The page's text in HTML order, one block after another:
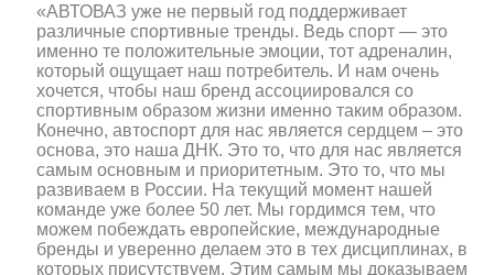
«АВТОВАЗ уже не первый год поддерживает
различные спортивные тренды. Ведь спорт — это
именно те положительные эмоции, тот адреналин,
который ощущает наш потребитель. И нам очень
хочется, чтобы наш бренд ассоциировался со
спортивным образом жизни именно таким образом.
Конечно, автоспорт для нас является сердцем – это
основа, это наша ДНК. Это то, что для нас является
самым основным и приоритетным. Это то, что мы
развиваем в России. На текущий момент нашей
команде уже более 50 лет. Мы гордимся тем, что
можем побеждать европейские, международные
бренды и уверенно делаем это в тех дисциплинах, в
которых присутствуем. Этим самым мы доказываем